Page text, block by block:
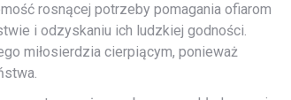
rosnącej potrzeby pomagania ofiarom
i odzyskaniu ich ludzkiej godności.
miłosierdzia cierpiącym, ponieważ